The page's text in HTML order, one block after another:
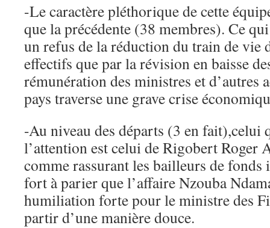
-Le caractère pléthorique de cette
que la précédente (38 membres). Ce
un refus de la réduction du train de vie
effectifs que par la révision en baisse
rémunération des ministres et d’autres
pays traverse une grave crise
-Au niveau des départs (3 en fait),celui
l’attention est celui de Rigobert Roger
comme rassurant les bailleurs de
fort à parier que l’affaire Nzouba
humiliation forte pour le ministre des
partir d’une manière douce.